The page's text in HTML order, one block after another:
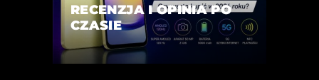
RECENZJA I OPINIA PO
CZASIE